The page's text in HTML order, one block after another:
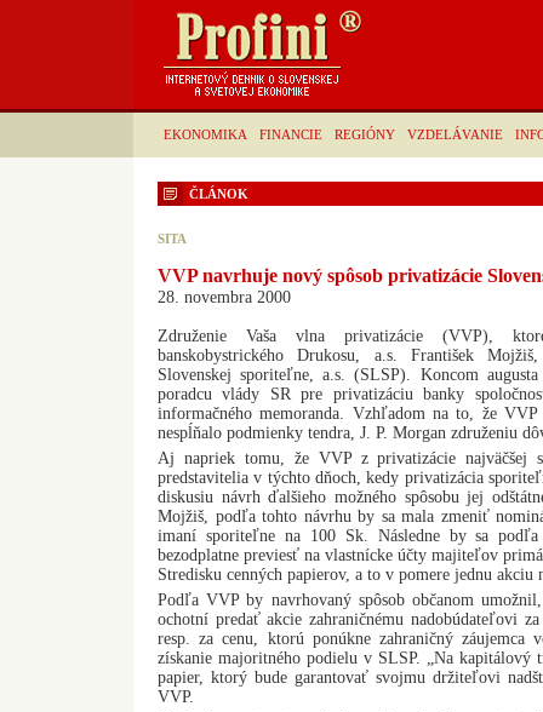
EKONOMIKA FINANCIE REGIÓNY VZDELÁVANIE
ČLÁNOK
SITA
VVP navrhuje nový spôsob privatizácie
28. novembra 2000
Združenie Vaša vlna privatizácie (VVP),
banskobystrického Drukosu, a.s. František
Slovenskej sporiteľne, a.s. (SLSP). Koncom
poradcu vlády SR pre privatizáciu banky
informačného memoranda. Vzhľadom na to, že
nespĺňalo podmienky tendra, J. P. Morgan združeniu
Aj napriek tomu, že VVP z privatizácie najväčšej
predstavitelia v týchto dňoch, kedy privatizácia
diskusiu návrh ďalšieho možného spôsobu jej
Mojžiš, podľa tohto návrhu by sa mala zmeniť
imaní sporiteľne na 100 Sk. Následne by sa
bezodplatne previesť na vlastnícke účty majiteľov
Stredisku cenných papierov, a to v pomere jednu
Podľa VVP by navrhovaný spôsob občanom
ochotní predať akcie zahraničnému nadobúdateľovi
resp. za cenu, ktorú ponúkne zahraničný
získanie majoritného podielu v SLSP. „Na kapitálový
papier, ktorý bude garantovať svojmu držiteľovi
VVP.